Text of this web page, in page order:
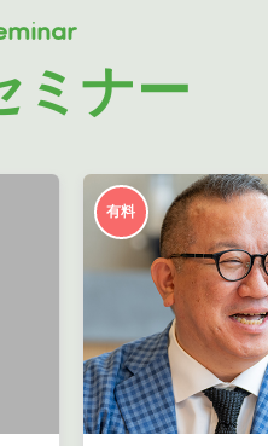
ミナー
有料